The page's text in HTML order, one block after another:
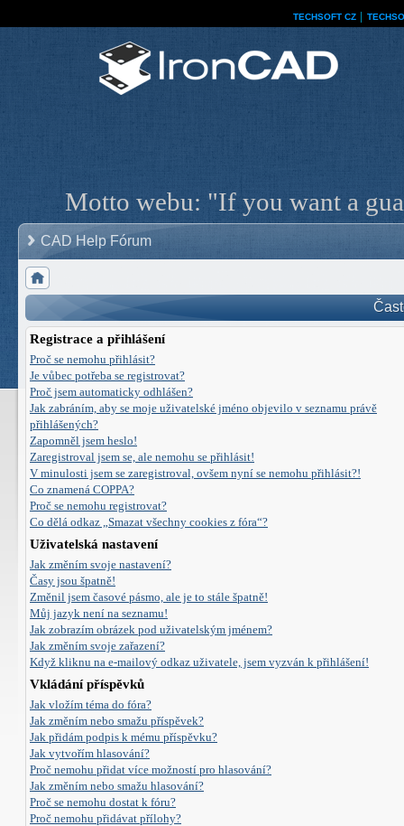
TECHSOFT CZ
Motto webu: "If you want a
CAD Help Fórum
Registrace a přihlášení
Proč se nemohu přihlásit?
Je vůbec potřeba se registrovat?
Proč jsem automaticky odhlášen?
Jak zabráním, aby se moje uživatelské jméno objevilo v seznamu právě
přihlášených?
Zapomněl jsem heslo!
Zaregistroval jsem se, ale nemohu se přihlásit!
V minulosti jsem se zaregistroval, ovšem nyní se nemohu přihlásit?!
Co znamená COPPA?
Proč se nemohu registrovat?
Co dělá odkaz „Smazat všechny cookies z fóra“?
Uživatelská nastavení
Jak změním svoje nastavení?
Časy jsou špatně!
Změnil jsem časové pásmo, ale je to stále špatně!
Můj jazyk není na seznamu!
Jak zobrazím obrázek pod uživatelským jménem?
Jak změním svoje zařazení?
Když kliknu na e-mailový odkaz uživatele, jsem vyzván k přihlášení!
Vkládání příspěvků
Jak vložím téma do fóra?
Jak změním nebo smažu příspěvek?
Jak přidám podpis k mému příspěvku?
Jak vytvořím hlasování?
Proč nemohu přidat více možností pro hlasování?
Jak změním nebo smažu hlasování?
Proč se nemohu dostat k fóru?
Proč nemohu přidávat přílohy?